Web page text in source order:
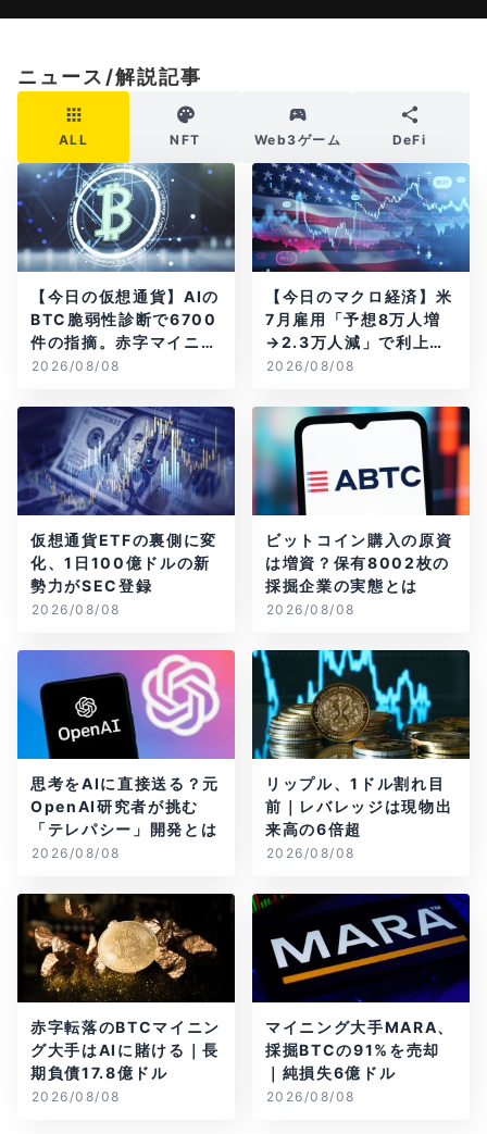
ニュース/解説記事
ALL NFT Web3ゲーム DeFi
【今日の仮想通貨】AIの
BTC脆弱性診断で6700
件の指摘。赤字マイニン
グ企業はAIに賭ける
2026/08/08
【今日のマクロ経済】米
7月雇用「予想8万人増
→2.3万人減」で利上げ
観測後退
2026/08/08
仮想通貨ETFの裏側に変
化、1日100億ドルの新
勢力がSEC登録
2026/08/08
ビットコイン購入の原資
は増資？保有8002枚の
採掘企業の実態とは
2026/08/08
思考をAIに直接送る？元
OpenAI研究者が挑む
「テレパシー」開発とは
2026/08/08
リップル、1ドル割れ目
前｜レバレッジは現物出
来高の6倍超
2026/08/08
赤字転落のBTCマイニン
グ大手はAIに賭ける｜長
期負債17.8億ドル
2026/08/08
マイニング大手MARA、
採掘BTCの91%を売却
｜純損失6億ドル
2026/08/08